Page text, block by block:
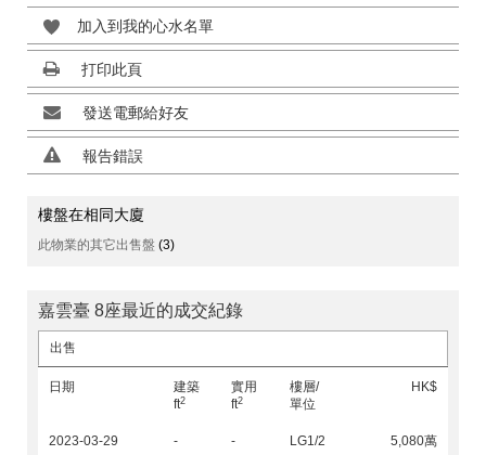
加入到我的心水名單
打印此頁
發送電郵給好友
報告錯誤
樓盤在相同大廈
此物業的其它出售盤 (3)
嘉雲臺 8座最近的成交紀錄
出售
日期
建築
ft2
實用
ft2
樓層/
單位
HK$
2023-03-29 - - LG1/2
5,080萬